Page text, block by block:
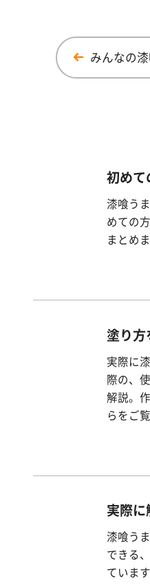
みんなの
初めて
漆喰う
めての
まとめ
塗り
実際に
際の、
解説。
らをご
実際
漆喰う
できる
ていま